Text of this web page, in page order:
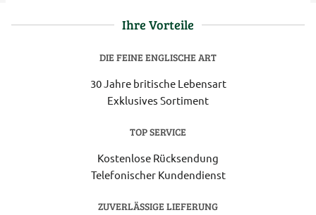
Ihre Vorteile
DIE FEINE ENGLISCHE ART
30 Jahre britische Lebensart
Exklusives Sortiment
TOP SERVICE
Kostenlose Rücksendung
Telefonischer Kundendienst
ZUVERLÄSSIGE LIEFERUNG